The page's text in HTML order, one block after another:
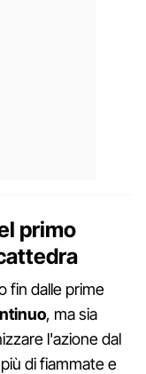
primo
fin dalle prime
, ma sia
l'azione dal
di fiammate e